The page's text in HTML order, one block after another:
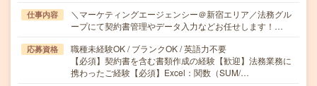
仕事内容
＼マーケティングエージェンシー＠新宿エリア／法務グル
ープにて契約書管理やデータ入力などお任せします！…
応募資格
職種未経験OK / ブランクOK / 英語力不要
【必須】契約書を含む書類作成の経験【歓迎】法務業務に
携わったご経験【必須】Excel：関数（SUM/…